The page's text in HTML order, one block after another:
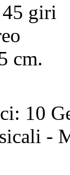
giri
cm.
10
-